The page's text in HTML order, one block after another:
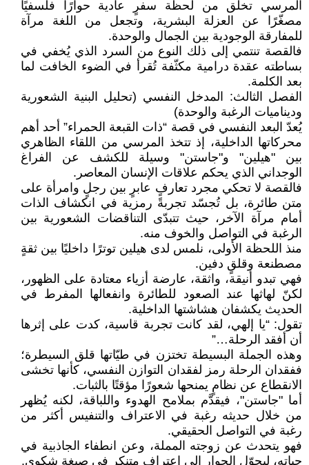
المرسي تخلق من لحظة سفرٍ عادية حوارًا فلسفيًا
مصغّرًا عن العزلة البشرية، وتجعل من اللغة مرآة
للمفارقة الوجودية بين الجمال والوحدة.
فالقصة تنتمي إلى ذلك النوع من السرد الذي يُخفي في
بساطته عقدة درامية مكثّفة تُقرأ في الضوء الخافت لما
بعد الكلمة.
الفصل الثالث: المدخل النفسي (تحليل البنية الشعورية
وديناميات الرغبة والوحدة)
يُعدّ البعد النفسي في قصة “ذات القبعة الحمراء” أحد أهم
محركاتها الداخلية، إذ تتخذ المرسي من اللقاء الظاهري
بين "هيلين" و"جاستن" وسيلة للكشف عن الفراغ
الوجداني الذي يحكم علاقات الإنسان المعاصر.
فالقصة لا تحكي مجرد تعارفٍ عابرٍ بين رجلٍ وامرأة على
متن طائرة، بل تُجسّد تجربةً رمزية في انكشاف الذات
أمام مرآة الآخر، حيث تتبدّى التناقضات الشعورية بين
الرغبة في التواصل والخوف منه.
منذ اللحظة الأولى، نلمس لدى هيلين توترًا داخليًا بين ثقةٍ
مصطنعة وقلقٍ دفين.
فهي تبدو أنيقة، واثقة، عارضة أزياء معتادة على الظهور،
لكنّ لهاثها عند الصعود للطائرة وانفعالها المفرط في
الحديث يكشفان هشاشتها الداخلية.
تقول: “يا إلهي، لقد كانت تجربة قاسية، كدت على إثرها
أن أفقد الرحلة…”
وهذه الجملة البسيطة تختزن في طيّاتها قلق السيطرة؛
ففقدان الرحلة رمز لفقدان التوازن النفسي، كأنها تخشى
الانقطاع عن نظامٍ يمنحها شعورًا مؤقتًا بالثبات.
أما "جاستن"، فيقدَّم بملامح الهدوء واللباقة، لكنه يُظهر
من خلال حديثه رغبة في الاعتراف والتنفيس أكثر من
رغبة في التواصل الحقيقي.
فهو يتحدث عن زوجته المملة، وعن انطفاء الجاذبية في
حياته، ليحوّل الحوار إلى اعترافٍ متنكرٍ في صيغة شكوى.